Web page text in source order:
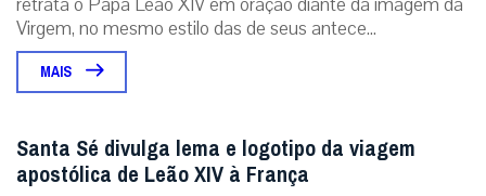
Virgem, no mesmo estilo das de seus antece...
MAIS
Santa Sé divulga lema e logotipo da viagem
apostólica de Leão XIV à França